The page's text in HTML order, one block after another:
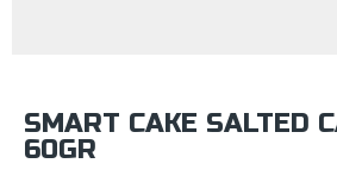
SMART CAKE SALTED
60GR